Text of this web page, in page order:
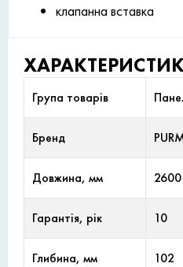
клапанна вставка
Група товарів
Бренд
Довжина, мм 2600
Гарантія, рік 10
Глибина, мм 102